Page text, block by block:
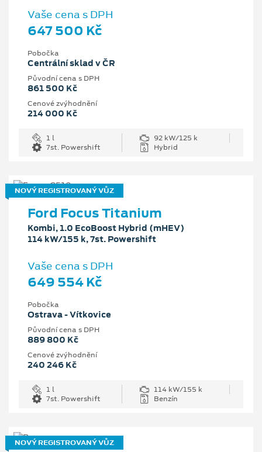
Vaše cena s DPH
647 500 Kč
Pobočka
Centrální sklad v ČR
Původní cena s DPH
861 500 Kč
Cenové zvýhodnění
214 000 Kč
1 l
92 kW/125 k
7st. Powershift
Hybrid
NOVÝ REGISTROVANÝ VŮZ
Ford Focus Titanium
Kombi, 1.0 EcoBoost Hybrid (mHEV)
114 kW/155 k, 7st. Powershift
Vaše cena s DPH
649 554 Kč
Pobočka
Ostrava - Vítkovice
Původní cena s DPH
889 800 Kč
Cenové zvýhodnění
240 246 Kč
1 l
114 kW/155 k
7st. Powershift
Benzín
NOVÝ REGISTROVANÝ VŮZ